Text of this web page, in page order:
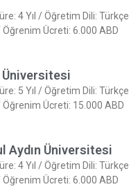
4 Yıl / Öğretim Dili: Türkçe
Ücreti: 6.000 ABD
Üniversitesi
5 Yıl / Öğretim Dili: Türkçe
Ücreti: 15.000 ABD
Aydın Üniversitesi
4 Yıl / Öğretim Dili: Türkçe
Ücreti: 6.000 ABD